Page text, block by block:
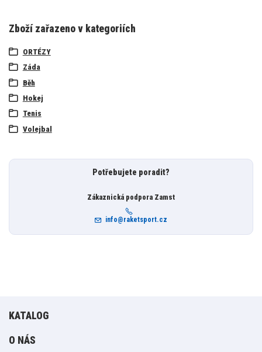
Zboží zařazeno v kategoriích
ORTÉZY
Záda
Běh
Hokej
Tenis
Volejbal
Potřebujete poradit?
Zákaznická podpora Zamst
info@raketsport.cz
KATALOG
O NÁS